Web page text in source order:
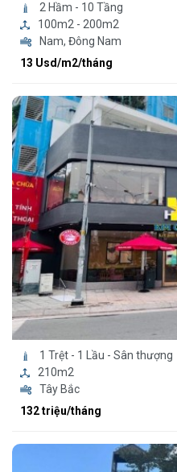
2 Hầm - 10 Tầng
100m2 - 200m2
Nam, Đông Nam
13 Usd/m2/tháng
1 Trệt - 1 Lầu - Sân thượng
210m2
Tây Bắc
132 triệu/tháng